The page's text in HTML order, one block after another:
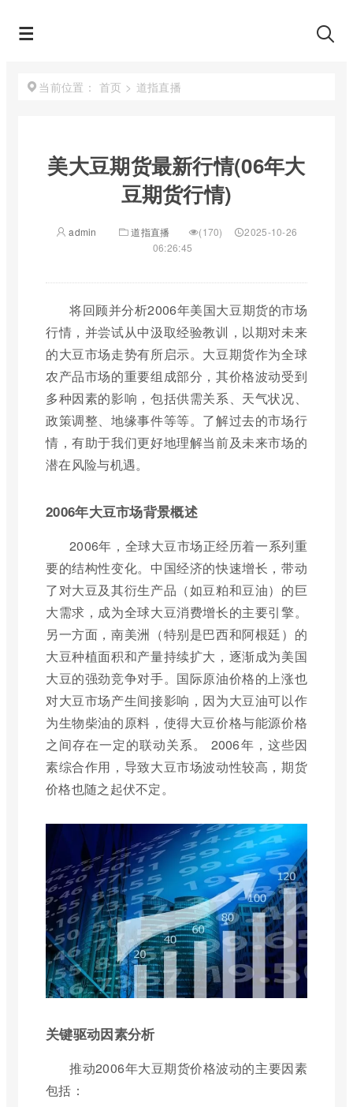
当前位置： 首页 > 道指直播
美大豆期货最新行情(06年大
豆期货行情)
admin 道指直播 (170)
2025-10-26
06:26:45
将回顾并分析2006年美国大豆期货的市场
行情，并尝试从中汲取经验教训，以期对未来
的大豆市场走势有所启示。大豆期货作为全球
农产品市场的重要组成部分，其价格波动受到
多种因素的影响，包括供需关系、天气状况、
政策调整、地缘事件等等。了解过去的市场行
情，有助于我们更好地理解当前及未来市场的
潜在风险与机遇。
2006年大豆市场背景概述
2006年，全球大豆市场正经历着一系列重
要的结构性变化。中国经济的快速增长，带动
了对大豆及其衍生产品（如豆粕和豆油）的巨
大需求，成为全球大豆消费增长的主要引擎。
另一方面，南美洲（特别是巴西和阿根廷）的
大豆种植面积和产量持续扩大，逐渐成为美国
大豆的强劲竞争对手。国际原油价格的上涨也
对大豆市场产生间接影响，因为大豆油可以作
为生物柴油的原料，使得大豆价格与能源价格
之间存在一定的联动关系。 2006年，这些因
素综合作用，导致大豆市场波动性较高，期货
价格也随之起伏不定。
关键驱动因素分析
推动2006年大豆期货价格波动的主要因素
包括：